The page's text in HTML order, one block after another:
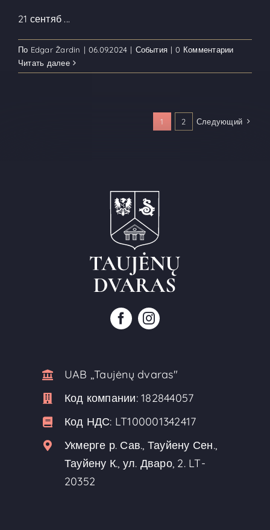
21 сентяб ...
По Edgar Žardin | 06.09.2024 | События | 0 Комментарии
Читать далее
1 2 Следующий
UAB ,,Taujėnų dvaras"
Код компании:182844057
Код НДС: LT100001342417
Укмерге р. Сав., Тауйену Сен.,
Тауйену К., ул. Дваро, 2. LT-
20352